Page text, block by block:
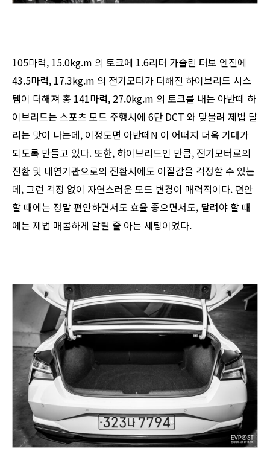
105마력, 15.0kg.m 의 토크에 1.6리터 가솔린 터보 엔진에
43.5마력, 17.3kg.m 의 전기모터가 더해진 하이브리드 시스
템이 더해져 총 141마력, 27.0kg.m 의 토크를 내는 아반떼 하
이브리드는 스포츠 모드 주행시에 6단 DCT 와 맞물려 제법 달
리는 맛이 나는데, 이정도면 아반떼N 이 어떠지 더욱 기대가
되도록 만들고 있다. 또한, 하이브리드인 만큼, 전기모터로의
전환 및 내연기관으로의 전환시에도 이질감을 걱정할 수 있는
데, 그런 걱정 없이 자연스러운 모드 변경이 매력적이다. 편안
할 때에는 정말 편안하면서도 효율 좋으면서도, 달려야 할 때
에는 제법 매콤하게 달릴 줄 아는 세팅이었다.